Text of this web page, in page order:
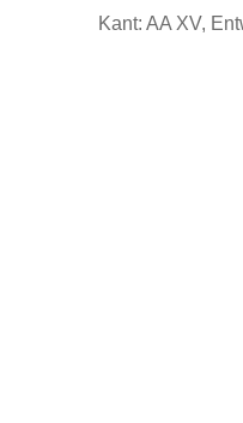
Kant: AA XV,